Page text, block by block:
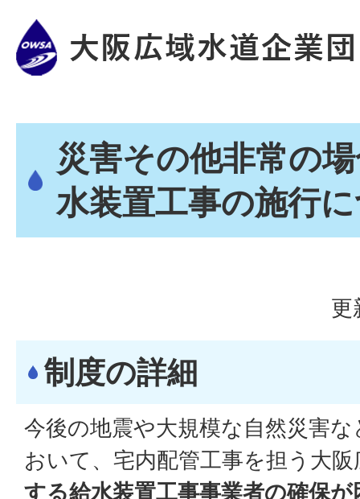
災害その他非常の
水装置工事の施行
更
制度の詳細
今後の地震や大規模な自然災害
おいて、宅内配管工事を担う大
する給水装置工事事業者の確保